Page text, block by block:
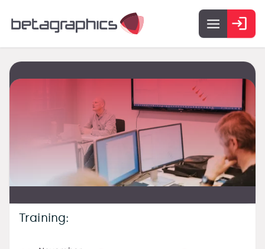
Training: